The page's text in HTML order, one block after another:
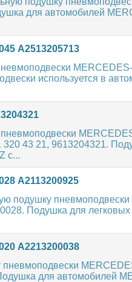
для автомобилей
A2513205713
используется в
43 21, 9613204321.
с...
A2113200925
подушку
Подушка для
A2213200038
для автомобилей